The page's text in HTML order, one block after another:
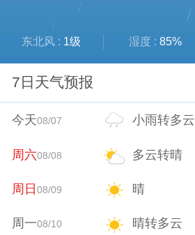
东北风 : 1级 湿度 : 85%
7日天气预报
今天08/07 小雨转多云
周六08/08 多云转晴
周日08/09 晴
周一08/10 晴转多云